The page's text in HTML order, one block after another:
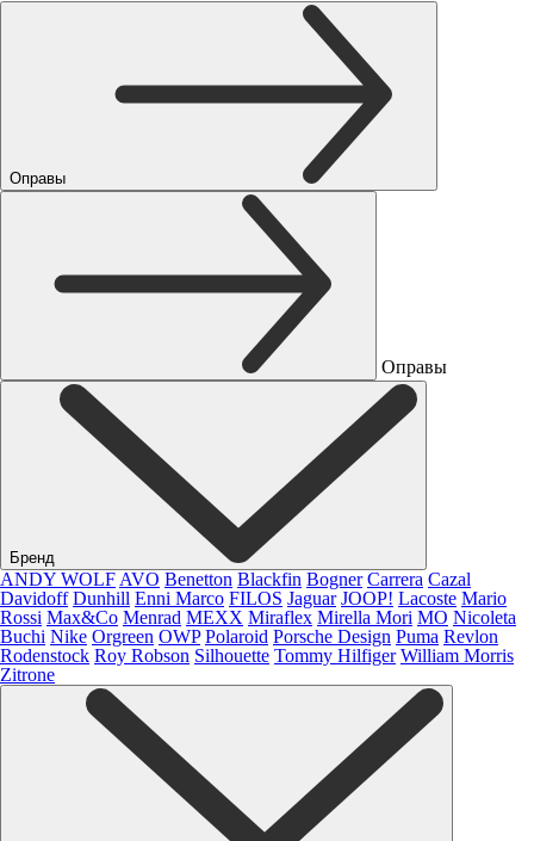
Оправы
Оправы
Бренд
ANDY WOLF AVO Benetton Blackfin Bogner Carrera Cazal
Davidoff Dunhill Enni Marco FILOS Jaguar JOOP! Lacoste Mario
Rossi Max&Co Menrad MEXX Miraflex Mirella Mori MO Nicoleta
Buchi Nike Orgreen OWP Polaroid Porsche Design Puma Revlon
Rodenstock Roy Robson Silhouette Tommy Hilfiger William Morris
Zitrone